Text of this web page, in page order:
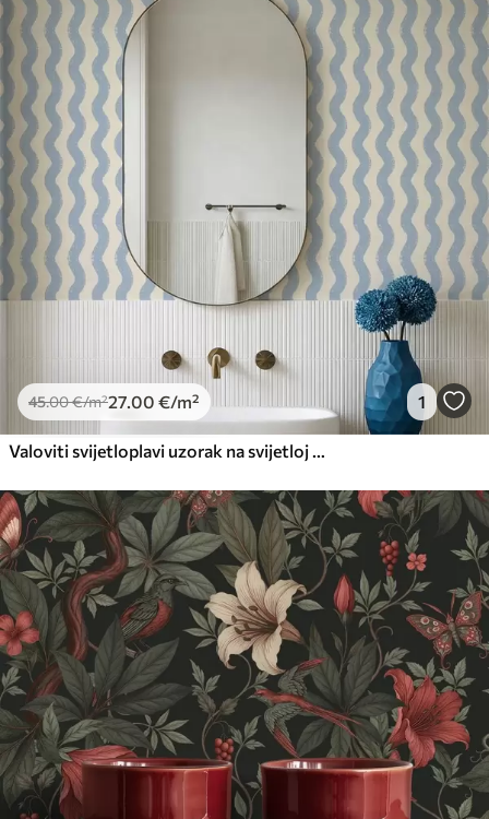
45.00€/m²27.00 €/m² 1
Valoviti svijetloplavi uzorak na svijetloj pozadini